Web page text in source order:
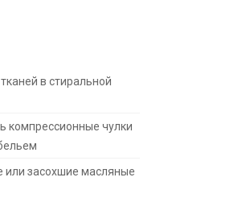
в стиральной
компрессионные чулки
или засохшие масляные